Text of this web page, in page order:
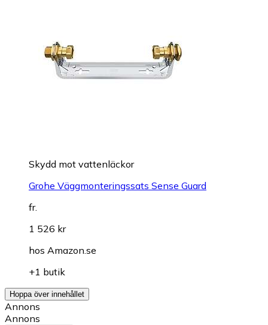
Skydd mot vattenläckor
Grohe Väggmonteringssats Sense Guard
fr.
1 526 kr
hos Amazon.se
+1 butik
Hoppa över innehållet
Annons
Annons